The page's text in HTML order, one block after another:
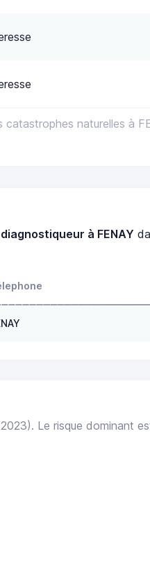
catastrophes naturelles à
diagnostiqueur à FENAY
Le risque dominant